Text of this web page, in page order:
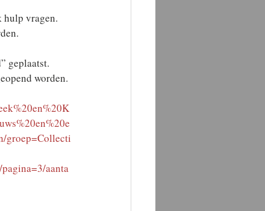
hulp vragen.
geplaatst.
worden.
groep=Collecti
aanta